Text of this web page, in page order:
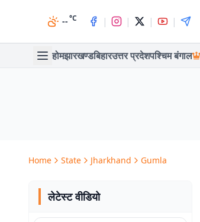
--°C | | | |
होमझारखण्डबिहारउत्तर प्रदेशपश्चिम बंगाल
Home State Jharkhand Gumla
लेटेस्ट वीडियो